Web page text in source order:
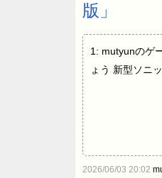
版」
1: mutyunのゲ
ょう 新型ソニ
2026/06/03 20:02